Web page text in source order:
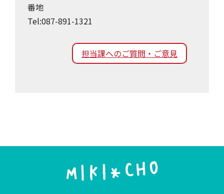
番地
Tel:087-891-1321
担当課へのご質問・ご意見